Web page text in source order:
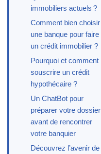
immobiliers actuels ?
Comment bien choisir
une banque pour faire
un crédit immobilier ?
Pourquoi et comment
souscrire un crédit
hypothécaire ?
Un ChatBot pour
préparer votre dossier
avant de rencontrer
votre banquier
Découvrez l’avenir de